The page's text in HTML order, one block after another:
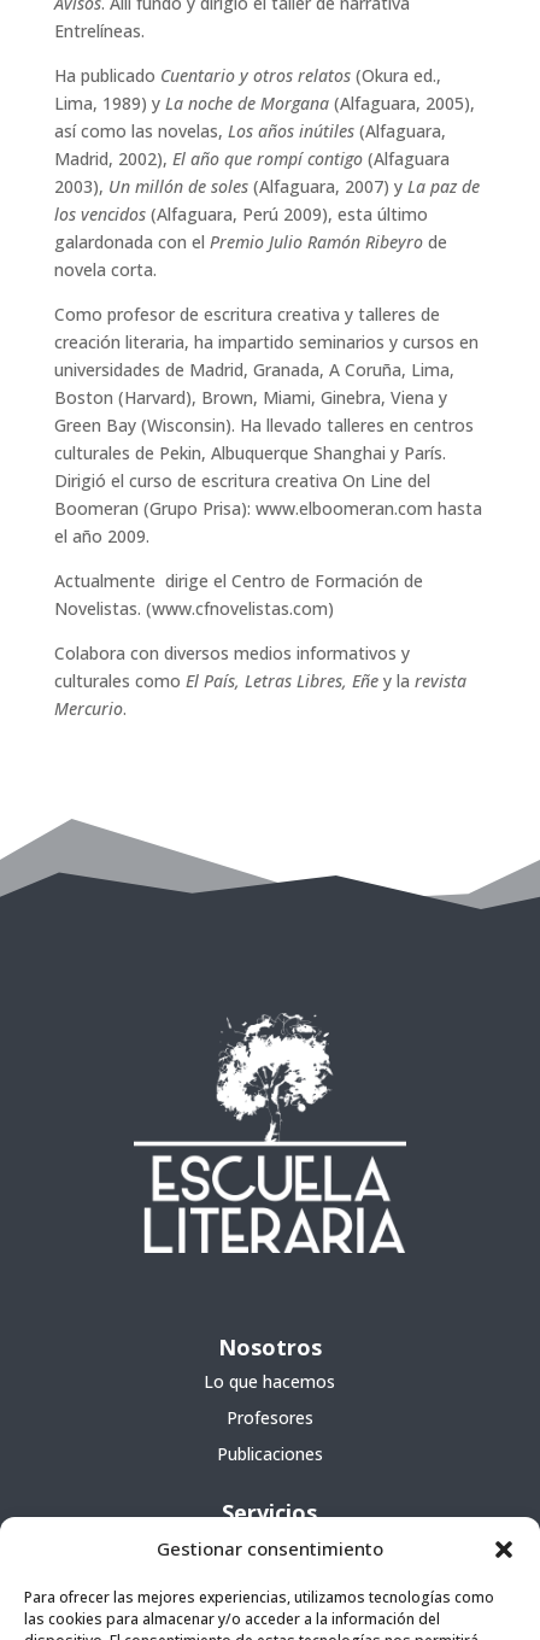
Gestionar consentimiento
Para ofrecer las mejores experiencias, utilizamos tecnologías como
las cookies para almacenar y/o acceder a la información del
Entrelíneas.
Ha publicado Cuentario y otros relatos (Okura ed.,
Lima, 1989) y La noche de Morgana (Alfaguara, 2005),
así como las novelas, Los años inútiles (Alfaguara,
Madrid, 2002), El año que rompí contigo (Alfaguara
2003), Un millón de soles (Alfaguara, 2007) y La paz de
los vencidos(Alfaguara, Perú 2009), esta último
galardonada con el Premio Julio Ramón Ribeyro de
novela corta.
Como profesor de escritura creativa y talleres de
creación literaria, ha impartido seminarios y cursos en
universidades de Madrid, Granada, A Coruña, Lima,
Boston (Harvard), Brown, Miami, Ginebra, Viena y
Green Bay (Wisconsin). Ha llevado talleres en centros
culturales de Pekin, Albuquerque Shanghai y París.
Dirigió el curso de escritura creativa On Line del
Boomeran (Grupo Prisa): www.elboomeran.com hasta
el año 2009.
Actualmente dirige el Centro de Formación de
Novelistas. (www.cfnovelistas.com)
Colabora con diversos medios informativos y
culturales como El País, Letras Libres, Eñe y la revista
Mercurio.
Nosotros
Lo que hacemos
Profesores
Publicaciones
Servicios
Cursos
Escuela portátil
Agencia literaria